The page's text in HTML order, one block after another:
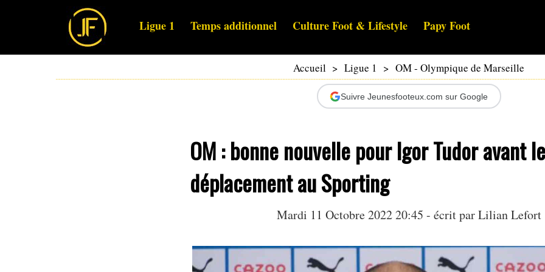
Ligue 1 Temps additionnel Culture Foot & Lifestyle Papy Foot
Accueil > Ligue 1 > OM - Olympique de Marseille
Suivre Jeunesfooteux.com sur Google
OM : bonne nouvelle pour Igor Tudor avant le
déplacement au Sporting
Mardi 11 Octobre 2022 20:45 - écrit parLilian Lefort